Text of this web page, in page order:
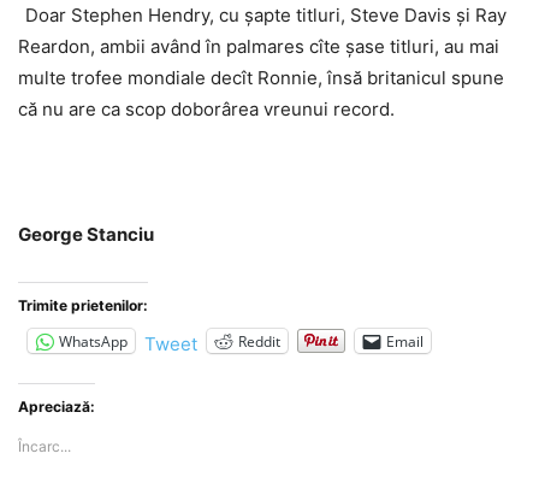
Doar Stephen Hendry, cu şapte titluri, Steve Davis şi Ray
Reardon, ambii având în palmares cîte şase titluri, au mai
multe trofee mondiale decît Ronnie, însă britanicul spune
că nu are ca scop doborârea vreunui record.
George Stanciu
Trimite prietenilor:
WhatsApp Tweet Reddit Email
Apreciază:
Încarc...